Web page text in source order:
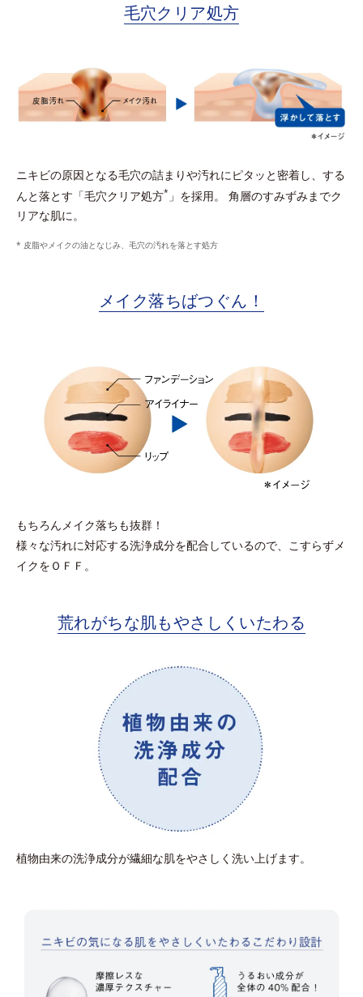
毛穴クリア処方
ニキビの原因となる毛穴の詰まりや汚れにピタッと密着し、する
んと落とす「毛穴クリア処方* 」を採用。 角層のすみずみまでク
リアな肌に。
* 皮脂やメイクの油となじみ、毛穴の汚れを落とす処方
メイク落ちばつぐん！
もちろんメイク落ちも抜群！
様々な汚れに対応する洗浄成分を配合しているので、こすらずメ
イクをＯＦＦ。
荒れがちな肌もやさしくいたわる
植物由来の洗浄成分が繊細な肌をやさしく洗い上げます。